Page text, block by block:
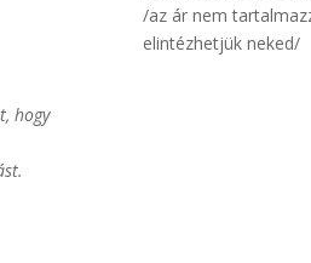
hogy
/az ár nem
elintézhetjük neked/